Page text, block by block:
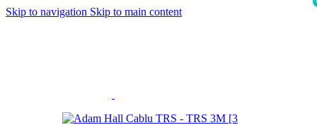
Skip to navigation Skip to main content